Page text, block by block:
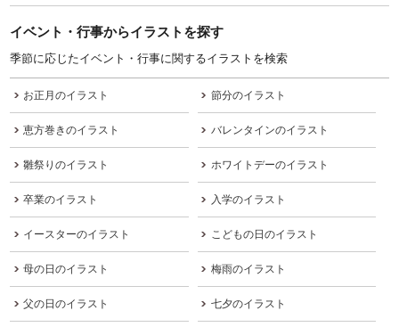
イベント・行事からイラストを探す
季節に応じたイベント・行事に関するイラストを検索
お正月のイラスト 節分のイラスト
恵方巻きのイラスト バレンタインのイラスト
雛祭りのイラスト ホワイトデーのイラスト
卒業のイラスト 入学のイラスト
イースターのイラスト こどもの日のイラスト
母の日のイラスト 梅雨のイラスト
父の日のイラスト 七夕のイラスト